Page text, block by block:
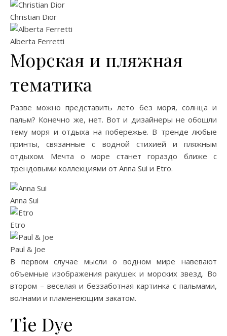
Christian Dior
Alberta Ferretti
Морская и пляжная
тематика
Разве можно представить лето без моря, солнца и
пальм? Конечно же, нет. Вот и дизайнеры не обошли
тему моря и отдыха на побережье. В тренде любые
принты, связанные с водной стихией и пляжным
отдыхом. Мечта о море станет гораздо ближе с
трендовыми коллекциями от Anna Sui и Etro.
Anna Sui
Etro
Paul & Joe
В первом случае мысли о водном мире навевают
объемные изображения ракушек и морских звезд. Во
втором – веселая и беззаботная картинка с пальмами,
волнами и пламенеющим закатом.
Tie Dye